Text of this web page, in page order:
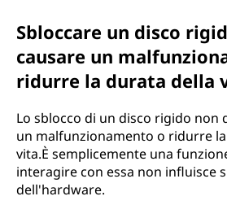
Sbloccare un disco
causare un
ridurre la durata della
Lo sblocco di un disco rigido non
un malfunzionamento o ridurre
vita.È semplicemente una
interagire con essa non influisce
dell'hardware.